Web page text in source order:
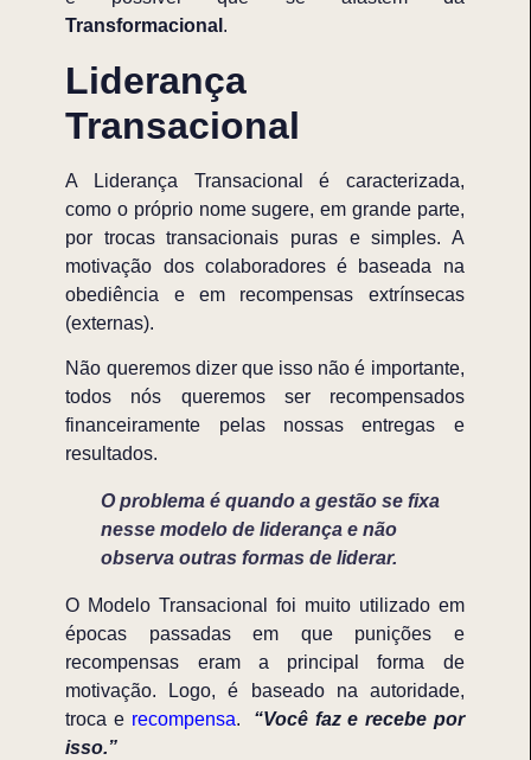
Transformacional .
Liderança
Transacional
A Liderança Transacional é caracterizada,
como o próprio nome sugere, em grande parte,
por trocas transacionais puras e simples. A
motivação dos colaboradores é baseada na
obediência e em recompensas extrínsecas
(externas).
Não queremos dizer que isso não é importante,
todos nós queremos ser recompensados
financeiramente pelas nossas entregas e
resultados.
O problema é quando a gestão se fixa
nesse modelo de liderança e não
observa outras formas de liderar.
O Modelo Transacional foi muito utilizado em
épocas passadas em que punições e
recompensas eram a principal forma de
motivação. Logo, é baseado na autoridade,
troca e recompensa. “Você faz e recebe por
isso.”